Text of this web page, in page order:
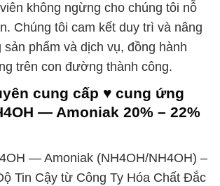
không ngừng cho chúng tôi nỗ
Chúng tôi cam kết duy trì và nâng
phẩm và dịch vụ, đồng hành
trên con đường thành công.
cung cấp ♥ cung ứng
— Amoniak 20% – 22%
— Amoniak (NH4OH/NH4OH) –
Tin Cậy từ Công Ty Hóa Chất Đắc